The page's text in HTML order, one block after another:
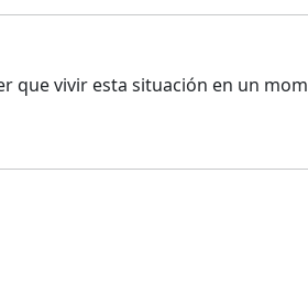
que vivir esta situación en un